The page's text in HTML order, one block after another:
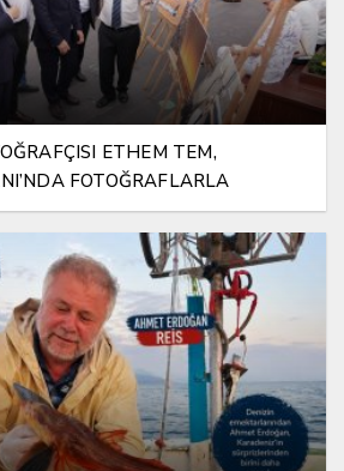
ETHEM TEM,
FOTOĞRAFLARLA